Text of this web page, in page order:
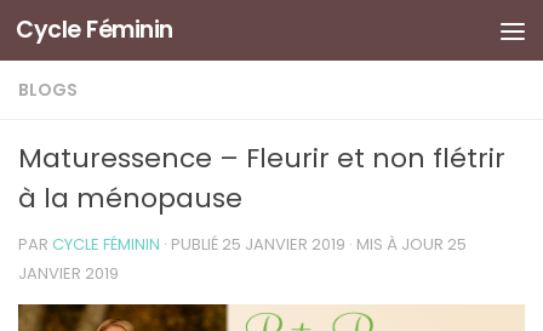
Cycle Féminin
BLOGS
Maturessence – Fleurir et non flétrir
à la ménopause
PAR CYCLE FÉMININ · PUBLIÉ 25 JANVIER 2019 · MIS À JOUR 25
JANVIER 2019